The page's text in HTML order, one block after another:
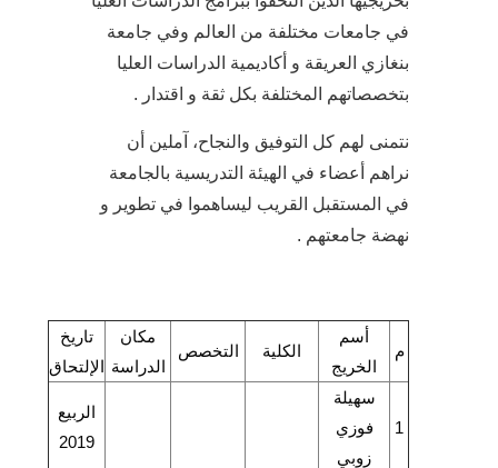
في جامعات مختلفة من العالم وفي جامعة
بنغازي العريقة و أكاديمية الدراسات العليا
بتخصصاتهم المختلفة بكل ثقة و اقتدار .
نتمنى لهم كل التوفيق والنجاح، آملين أن
نراهم أعضاء في الهيئة التدريسية بالجامعة
في المستقبل القريب ليساهموا في تطوير و
نهضة جامعتهم .
م
أسم
الخريج
الكلية التخصص
مكان
الدراسة
تاريخ
الإلتحاق
1
سهيلة
فوزي
زوبي
الربيع
2019